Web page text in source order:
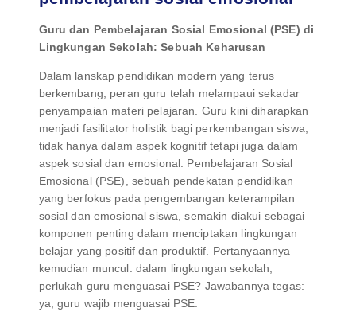
Guru dan Pembelajaran Sosial Emosional (PSE) di
Lingkungan Sekolah: Sebuah Keharusan
Dalam lanskap pendidikan modern yang terus
berkembang, peran guru telah melampaui sekadar
penyampaian materi pelajaran. Guru kini diharapkan
menjadi fasilitator holistik bagi perkembangan siswa,
tidak hanya dalam aspek kognitif tetapi juga dalam
aspek sosial dan emosional. Pembelajaran Sosial
Emosional (PSE), sebuah pendekatan pendidikan
yang berfokus pada pengembangan keterampilan
sosial dan emosional siswa, semakin diakui sebagai
komponen penting dalam menciptakan lingkungan
belajar yang positif dan produktif. Pertanyaannya
kemudian muncul: dalam lingkungan sekolah,
perlukah guru menguasai PSE? Jawabannya tegas:
ya, guru wajib menguasai PSE.